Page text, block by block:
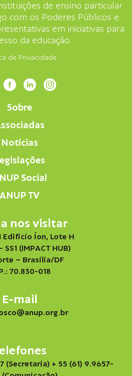
de ensino particular
com os Poderes Públicos e
em iniciativas para
da educação.
de Privacidade
Sobre
Notícias
Social
ANUP TV
nos visitar
Edifício Íon, Lote H
SS1 (IMPACT HUB)
– Brasília/DF
70.830-018
E-mail
(Secretaria) + 55 (61) 9.9657-